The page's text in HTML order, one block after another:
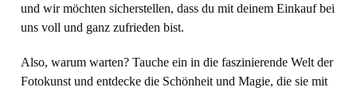
und wir möchten sicherstellen, dass du mit deinem Einkauf bei
uns voll und ganz zufrieden bist.
Also, warum warten? Tauche ein in die faszinierende Welt der
Fotokunst und entdecke die Schönheit und Magie, die sie mit